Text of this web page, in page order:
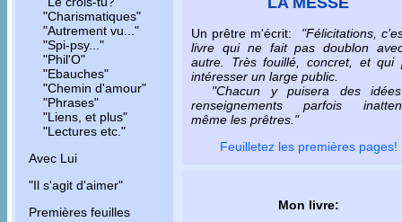
"Charismatiques"
"Autrement vu..."
"Spi-psy..."
"Phil'O"
"Ebauches"
"Chemin d'amour"
"Phrases"
"Liens, et plus"
"Lectures etc."
Avec Lui
"Il s'agit d'aimer"
Premières feuilles
Un prêtre m'écrit:
"Félicitations,
livre qui ne fait pas doublon
autre. Très fouillé, concret, et qui
intéresser un large public.
"Chacun y puisera des
renseignements parfois
même les prêtres."
Feuilletez les premières pages!
Mon livre: